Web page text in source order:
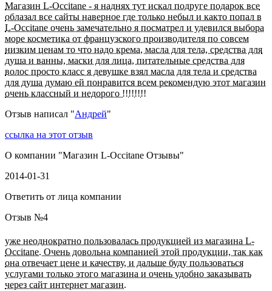
Магазин L-Occitane - я наднях тут искал подруге подарок все
облазал все сайты наверное где только небыл и както попал в
L-Occitane очень замечательно я посматрел и удевился выбора
море косметика от французского производителя по совсем
низким ценам то что надо крема, масла для тела, средства для
душа и ванны, маски для лица, питательные средства для
волос просто класс я девушке взял масла для тела и средства
для душа думаю ей понравится всем рекомендую этот магазин
очень классный и недорого !!!!!!!!
Отзыв написал "Андрей"
ссылка на этот отзыв
О компании "Магазин L-Occitane Отзывы"
2014-01-31
Ответить от лица компании
Отзыв №4
уже неоднократно пользовалась продукцией из магазина L-
Occitane. Очень довольна компанией этой продукции, так как
она отвечает цене и качеству, и дальше буду пользоваться
услугами только этого магазина и очень удобно заказывать
через сайт интернет магазин.